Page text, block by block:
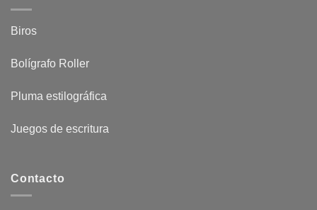
Biros
Bolígrafo Roller
Pluma estilográfica
Juegos de escritura
Contacto